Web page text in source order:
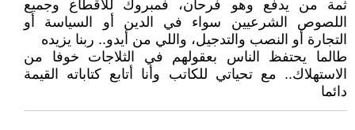
ثمة من يدفع وهو فرحان، فمبروك للاقطاع وجميع
اللصوص الشرعيين سواء في الدين أو السياسة أو
التجارة أو النصب والتدجيل، واللي من أيدو.. ربنا يزيده
طالما يحتفظ الناس بعقولهم في الثلاجات خوفا من
الاستهلاك.. مع تحياتي للكاتب وأنا أتابع كتاباته القيمة
دائما